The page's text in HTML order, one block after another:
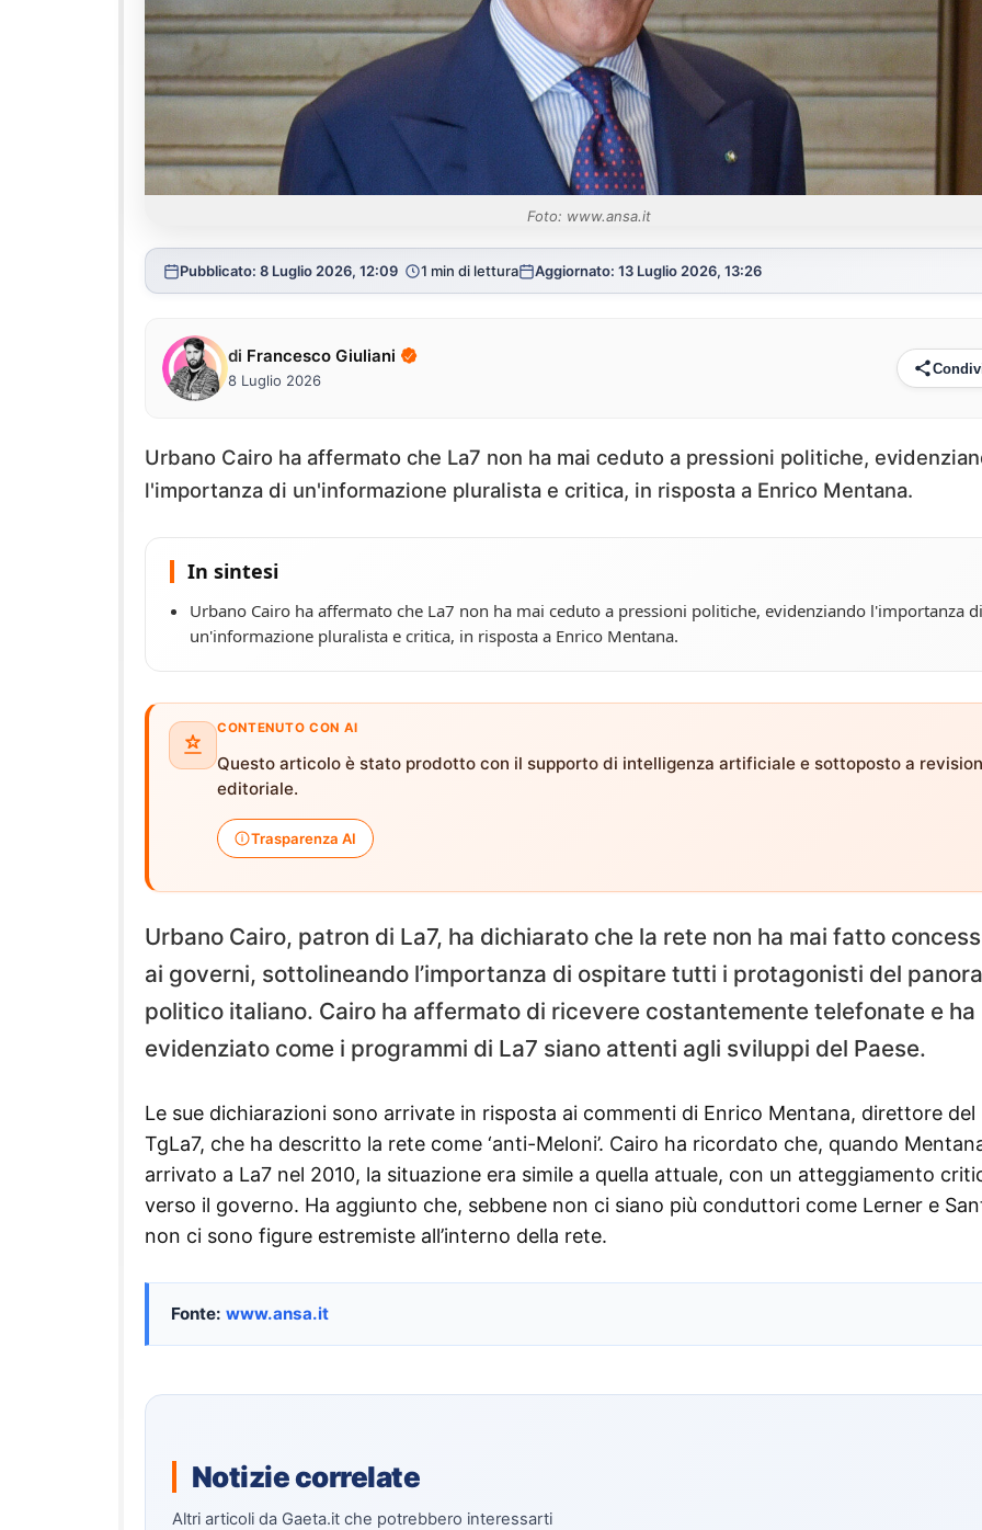
Foto: www.ansa.it
Pubblicato: 8 Luglio 2026, 12:09 1 min di lettura Aggiornato: 13 Luglio 2026, 13:26
di Francesco Giuliani
8 Luglio 2026
Urbano Cairo ha affermato che La7 non ha mai ceduto a pressioni politiche,
l'importanza di un'informazione pluralista e critica, in risposta a Enrico Mentana.
In sintesi
Urbano Cairo ha affermato che La7 non ha mai ceduto a pressioni politiche, evidenziando l'importanza di
un'informazione pluralista e critica, in risposta a Enrico Mentana.
CONTENUTO CON AI
Questo articolo è stato prodotto con il supporto di intelligenza artificiale e sottoposto a
editoriale.
Trasparenza AI
Urbano Cairo, patron di La7, ha dichiarato che la rete non ha mai fatto
ai governi, sottolineando l’importanza di ospitare tutti i protagonisti del
politico italiano. Cairo ha affermato di ricevere costantemente telefonate e ha
evidenziato come i programmi di La7 siano attenti agli sviluppi del Paese.
Le sue dichiarazioni sono arrivate in risposta ai commenti di Enrico Mentana, direttore del
TgLa7, che ha descritto la rete come ‘anti-Meloni’. Cairo ha ricordato che, quando
arrivato a La7 nel 2010, la situazione era simile a quella attuale, con un atteggiamento
verso il governo. Ha aggiunto che, sebbene non ci siano più conduttori come Lerner e
non ci sono figure estremiste all’interno della rete.
Fonte: www.ansa.it
Notizie correlate
Altri articoli da Gaeta.it che potrebbero interessarti